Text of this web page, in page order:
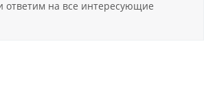
на все интересующие